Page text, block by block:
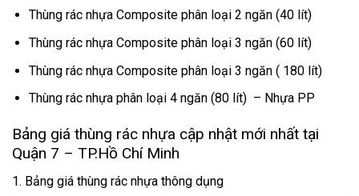
Thùng rác nhựa Composite phân loại 2 ngăn (40 lít)
Thùng rác nhựa Composite phân loại 3 ngăn (60 lít)
Thùng rác nhựa Composite phân loại 3 ngăn ( 180 lít)
Thùng rác nhựa phân loại 4 ngăn (80 lít) – Nhựa PP
Bảng giá thùng rác nhựa cập nhật mới nhất tại
Quận 7 – TP.Hồ Chí Minh
1. Bảng giá thùng rác nhựa thông dụng